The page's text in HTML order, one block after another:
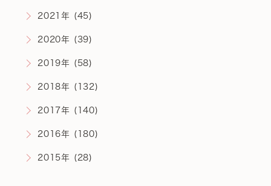
2021年 (45)
2020年 (39)
2019年 (58)
2018年 (132)
2017年 (140)
2016年 (180)
2015年 (28)